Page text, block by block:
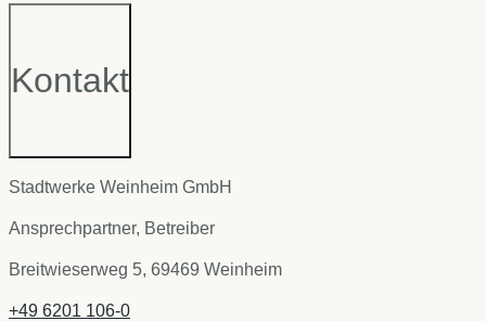
Kontakt
Stadtwerke Weinheim GmbH
Ansprechpartner, Betreiber
Breitwieserweg 5, 69469 Weinheim
+49 6201 106-0